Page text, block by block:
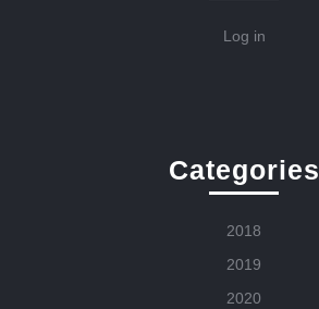
Log in
Categories
2018
2019
2020